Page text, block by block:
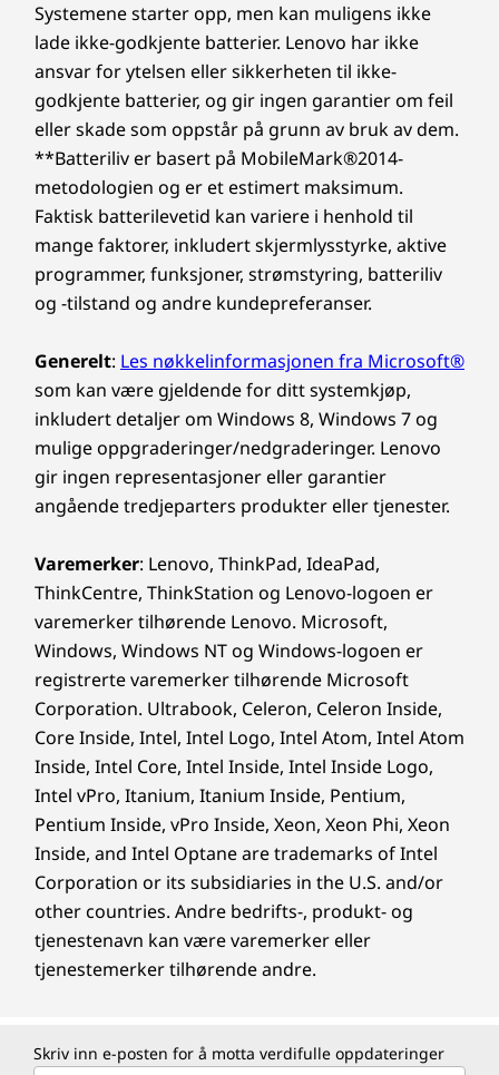
Systemene starter opp, men kan muligens ikke
lade ikke-godkjente batterier. Lenovo har ikke
ansvar for ytelsen eller sikkerheten til ikke-
godkjente batterier, og gir ingen garantier om feil
eller skade som oppstår på grunn av bruk av dem.
**Batteriliv er basert på MobileMark®2014-
metodologien og er et estimert maksimum.
Faktisk batterilevetid kan variere i henhold til
mange faktorer, inkludert skjermlysstyrke, aktive
programmer, funksjoner, strømstyring, batteriliv
og -tilstand og andre kundepreferanser.
Generelt: Les nøkkelinformasjonen fra Microsoft®
som kan være gjeldende for ditt systemkjøp,
inkludert detaljer om Windows 8, Windows 7 og
mulige oppgraderinger/nedgraderinger. Lenovo
gir ingen representasjoner eller garantier
angående tredjeparters produkter eller tjenester.
Varemerker: Lenovo, ThinkPad, IdeaPad,
ThinkCentre, ThinkStation og Lenovo-logoen er
varemerker tilhørende Lenovo. Microsoft,
Windows, Windows NT og Windows-logoen er
registrerte varemerker tilhørende Microsoft
Corporation. Ultrabook, Celeron, Celeron Inside,
Core Inside, Intel, Intel Logo, Intel Atom, Intel Atom
Inside, Intel Core, Intel Inside, Intel Inside Logo,
Intel vPro, Itanium, Itanium Inside, Pentium,
Pentium Inside, vPro Inside, Xeon, Xeon Phi, Xeon
Inside, and Intel Optane are trademarks of Intel
Corporation or its subsidiaries in the U.S. and/or
other countries. Andre bedrifts-, produkt- og
tjenestenavn kan være varemerker eller
tjenestemerker tilhørende andre.
Skriv inn e-posten for å motta verdifulle oppdateringer